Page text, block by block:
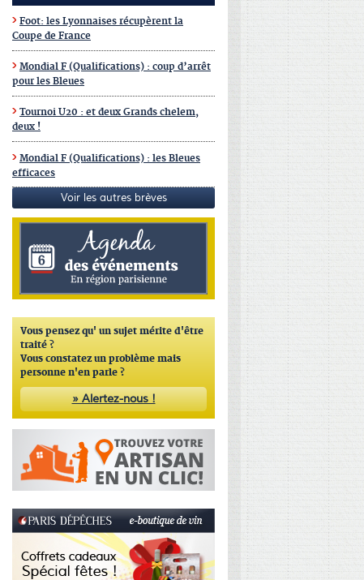
Foot: les Lyonnaises récupèrent la
Coupe de France
Mondial F (Qualifications) : coup d’arrêt
pour les Bleues
Tournoi U20 : et deux Grands chelem,
deux !
Mondial F (Qualifications) : les Bleues
efficaces
Voir les autres brèves
Vous pensez qu' un sujet mérite d'être
traité ?
Vous constatez un problème mais
personne n'en parle ?
» Alertez-nous !